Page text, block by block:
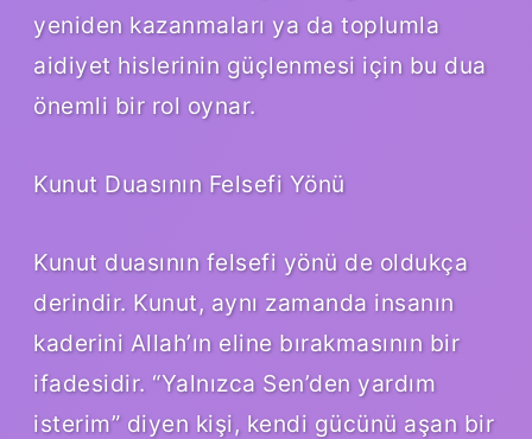
yeniden kazanmaları ya da toplumla
aidiyet hislerinin güçlenmesi için bu dua
önemli bir rol oynar.
Kunut Duasının Felsefi Yönü
Kunut duasının felsefi yönü de oldukça
derindir. Kunut, aynı zamanda insanın
kaderini Allah’ın eline bırakmasının bir
ifadesidir. “Yalnızca Sen’den yardım
isterim” diyen kişi, kendi gücünü aşan bir